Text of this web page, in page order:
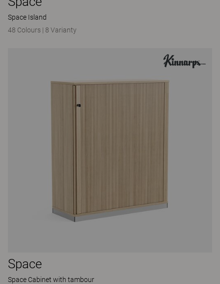
Space Island
48 Colours | 8 Varianty
Space
Space Cabinet with tambour